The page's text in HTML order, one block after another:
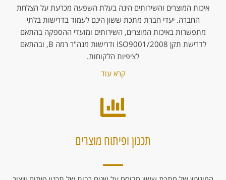
איכות המוצרים והשירותים הינה בעלת השפעה מכרעת על הצלחת
החברה. יעדי חברת מתכת ששון הינם לעמוד בדרישות בלתי
מתפשרות באיכות המוצרים, השירותים ומועדי ההספקה בהתאם
לדרישת תקן ISO9001/2008 ודרישות מנה"ר רמה B, ובהתאם
לציפיות הלקוחות.
קרא עוד
תכנון ופיתוח מוצרים